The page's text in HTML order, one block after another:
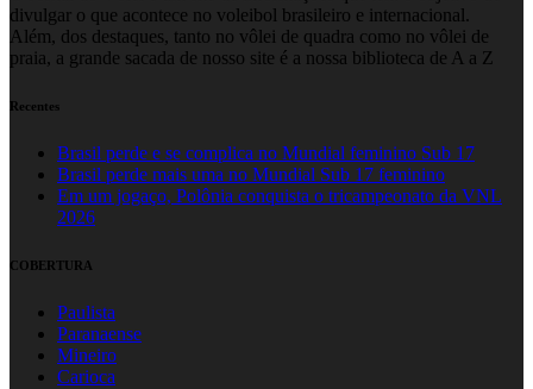
divulgar o que acontece no voleibol brasileiro e internacional.
Além, dos destaques, tanto no vôlei de quadra como no vôlei de
praia, a grande sacada de nosso site é a nossa biblioteca de A a Z
Recentes
Brasil perde e se complica no Mundial feminino Sub 17
Brasil perde mais uma no Mundial Sub 17 feminino
Em um jogaço, Polônia conquista o tricampeonato da VNL
2026
COBERTURA
Paulista
Paranaense
Mineiro
Carioca